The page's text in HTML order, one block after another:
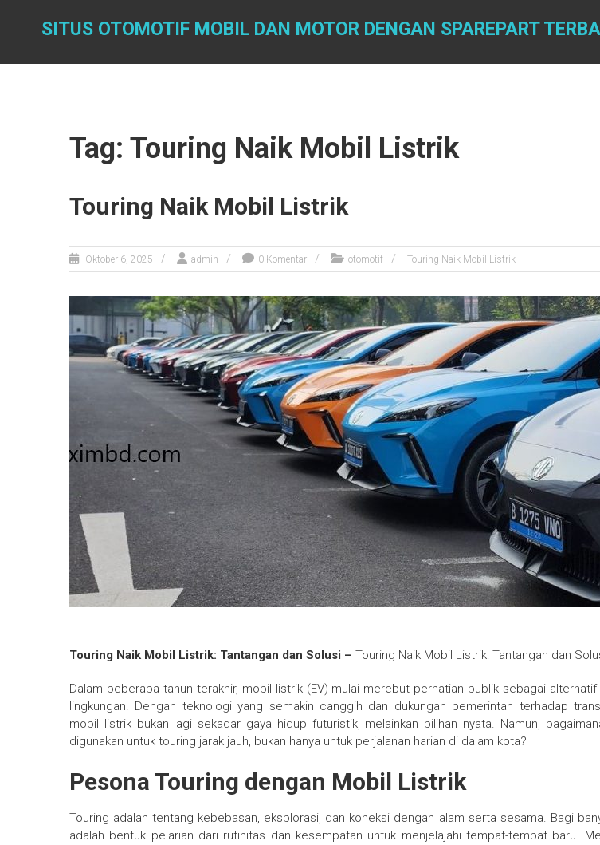
SITUS OTOMOTIF MOBIL DAN MOTOR DENGAN SPAREPART
Tag: Touring Naik Mobil Listrik
Touring Naik Mobil Listrik
Oktober 6, 2025 admin 0 Komentar otomotif Touring Naik Mobil Listrik
Touring Naik Mobil Listrik: Tantangan dan Solusi – Touring Naik Mobil Listrik: Tantangan dan
Dalam beberapa tahun terakhir, mobil listrik (EV) mulai merebut perhatian publik sebagai alternatif
lingkungan. Dengan teknologi yang semakin canggih dan dukungan pemerintah terhadap
mobil listrik bukan lagi sekadar gaya hidup futuristik, melainkan pilihan nyata. Namun,
digunakan untuk touring jarak jauh, bukan hanya untuk perjalanan harian di dalam kota?
Pesona Touring dengan Mobil Listrik
Touring adalah tentang kebebasan, eksplorasi, dan koneksi dengan alam serta sesama. Bagi
adalah bentuk pelarian dari rutinitas dan kesempatan untuk menjelajahi tempat-tempat baru.